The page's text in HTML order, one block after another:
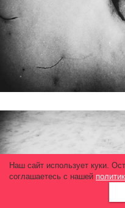
Наш сайт использует куки.
соглашаетесь с нашей